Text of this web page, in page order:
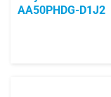
AA50PHDG-D1J2